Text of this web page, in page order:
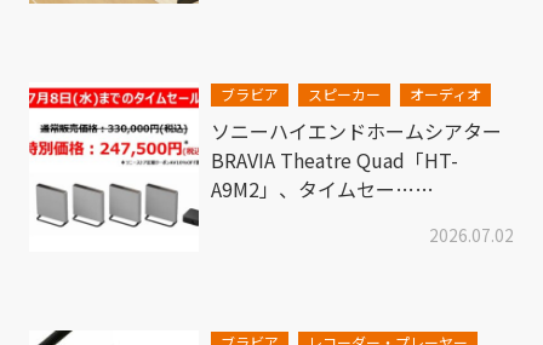
ブラビア スピーカー オーディオ
ソニーハイエンドホームシアター
BRAVIA Theatre Quad「HT-
A9M2」、タイムセー……
2026.07.02